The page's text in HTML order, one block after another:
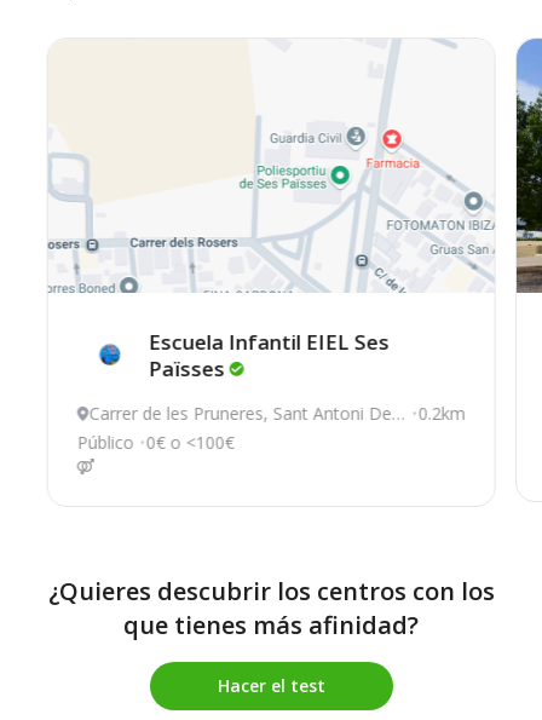
Escuela Infantil EIEL Ses
Païsses
Carrer de les Pruneres, Sant Antoni De
Portmany
0.2km
Público 0€ o <100€
¿Quieres descubrir los centros con los
que tienes más afinidad?
Hacer el test